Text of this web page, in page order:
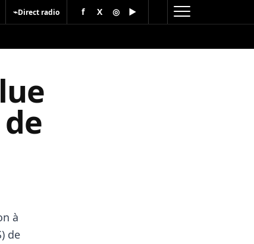
⌁Direct radio f X ◎ ▶
à
de